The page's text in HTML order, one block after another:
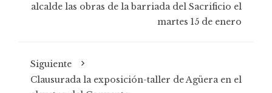
alcalde las obras de la barriada del Sacrificio el
martes 15 de enero
Siguiente
Clausurada la exposición-taller de Agüera en el